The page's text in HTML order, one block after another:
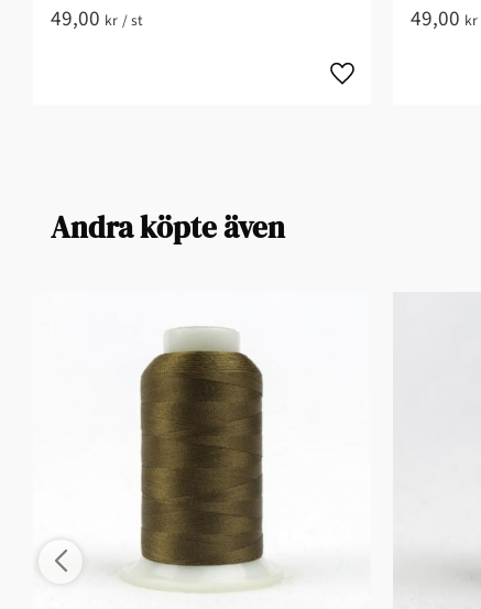
49,00 kr /st 49,00 kr
Andra köpte även